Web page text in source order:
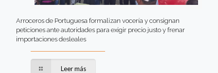
Arroceros de Portuguesa formalizan vocería y consignan
peticiones ante autoridades para exigir precio justo y frenar
importaciones desleales
Leer más